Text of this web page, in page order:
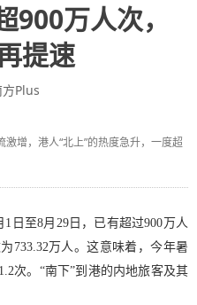
900万人次，
提速
Plus
增，港人“北上”的热度急升，一度超
日至8月29日，已有超过900万人
733.32万人。这意味着，今年暑
次。“南下”到港的内地旅客及其